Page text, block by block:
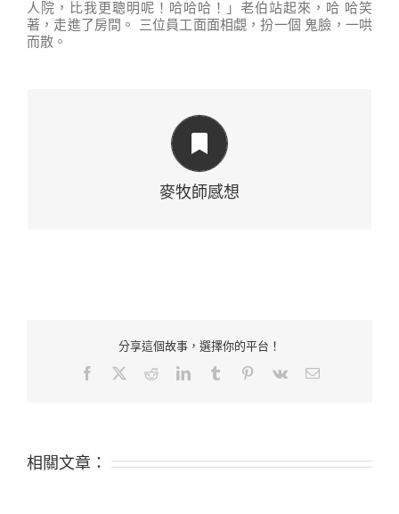
人院，比我更聰明呢！哈哈哈！」老伯站起來，哈 哈笑
著，走進了房間。 三位員工面面相覷，扮一個 鬼臉，一哄
而散。
麥牧師感想
是胡說八道？是老糊塗？不！歷盡一生滄桑，世
態炎涼；描畫出如此美妙人生！老伯，我佩服
你！
分享這個故事，選擇你的平台！
Facebook
TwitterRedditLinkedInTumblr Pinterest
Vk Email:
相關文章：